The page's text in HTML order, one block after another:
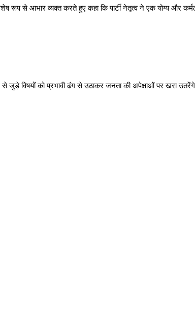
से आभार व्यक्त करते हुए कहा कि पार्टी नेतृत्व ने एक योग्य और कर्मठ
से जुड़े विषयों को प्रभावी ढंग से उठाकर जनता की अपेक्षाओं पर खरा